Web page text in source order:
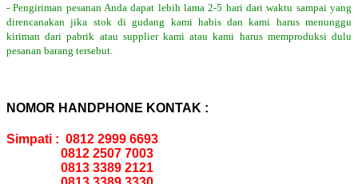
- Pengiriman pesanan Anda dapat lebih lama 2-5 hari dari waktu sampai yang
direncanakan jika stok di gudang kami habis dan kami harus menunggu
kiriman dari pabrik atau supplier kami atau kami harus memproduksi dulu
pesanan barang tersebut.
NOMOR HANDPHONE KONTAK :
Simpati : 0812 2999 6693
0812 2507 7003
0813 3389 2121